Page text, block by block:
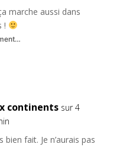
marche aussi dans
!
continents sur 4
fait. Je n’aurais pas